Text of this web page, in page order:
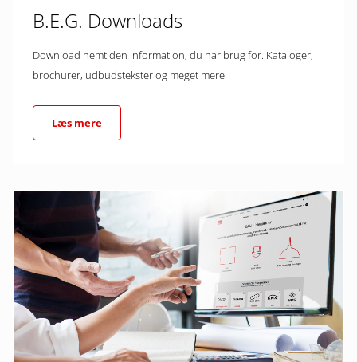
B.E.G. Downloads
Download nemt den information, du har brug for. Kataloger,
brochurer, udbudstekster og meget mere.
Læs mere